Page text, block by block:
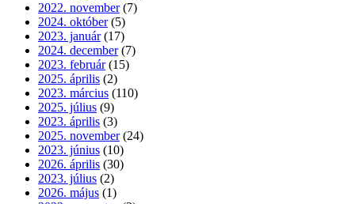
2022. november (7)
2024. október (5)
2023. január (17)
2024. december (7)
2023. február (15)
2025. április (2)
2023. március (110)
2025. július (9)
2023. április (3)
2025. november (24)
2023. június (10)
2026. április (30)
2023. július (2)
2026. május (1)